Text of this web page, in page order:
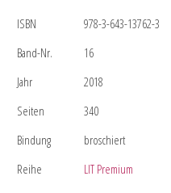
ISBN
978-3-643-13762-3
Band-Nr.
16
Jahr
2018
Seiten
340
Bindung
broschiert
Reihe
LIT Premium